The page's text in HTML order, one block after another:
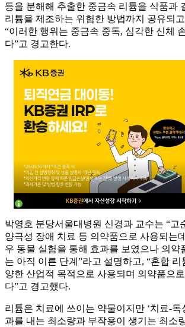
등을 분해해 추출한 중금속 리튬을 식품과
리튬을 제조하는 위험한 방법까지 공유되
“이러한 행위는 중금속 중독, 심각한 신체
다”고 경고한다.
박영호 분당서울대병원 신경과 교수는 “고
양극성 장애 치료 등 의약품으로 사용되는
우 동물 실험을 통해 효과를 보였으나 의약
는 아직 이른 단계”라고 설명하고, “혼합
양한 산업적 목적으로 사용되며 의약품으
다”고 경고했다.
리튬은 치료에 쓰이는 약물이지만 ‘치료-독
과를 내는 최소량과 부작용이 생기는 최소